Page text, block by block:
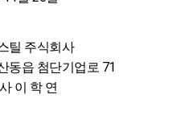
틸 주식회사
동읍 첨단기업로 71
이 학 연